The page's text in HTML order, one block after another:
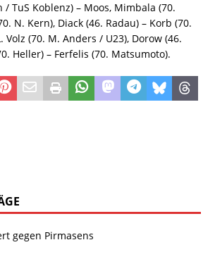
TuS Koblenz) – Moos, Mimbala (70.
N. Kern), Diack (46. Radau) – Korb (70.
Volz (70. M. Anders / U23), Dorow (46.
Heller) – Ferfelis (70. Matsumoto).
gegen Pirmasens